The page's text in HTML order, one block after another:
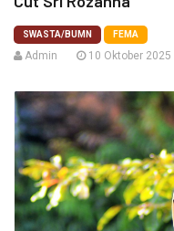
SWASTA/BUMN FEMA
Admin 10 Oktober 2025